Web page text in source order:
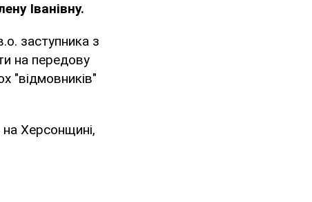
Іванівну.
заступника з
на передову
"відмовників"
Херсонщині,